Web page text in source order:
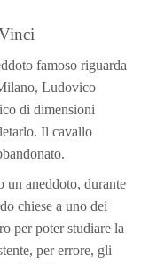
famoso riguarda
Ludovico
di dimensioni
Il cavallo
un aneddoto, durante
chiese a uno dei
per poter studiare la
per errore, gli